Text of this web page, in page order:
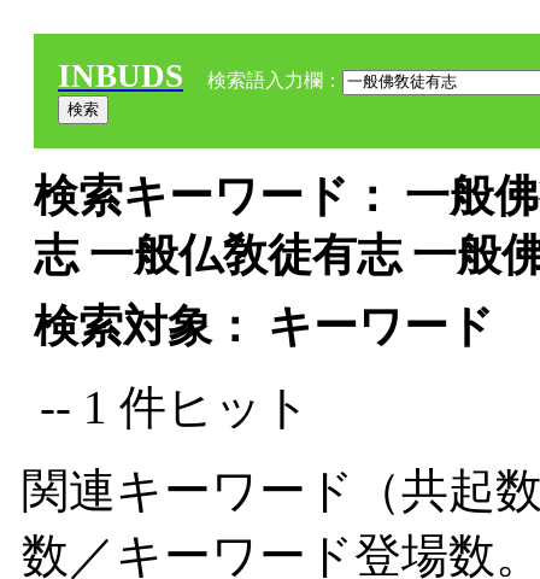
INBUDS 検索語入力欄：
検索キーワード： 一般
志 一般仏敎徒有志 一般
検索対象： キーワード
-- 1 件ヒット
関連キーワード（共起
数／キーワード登場数